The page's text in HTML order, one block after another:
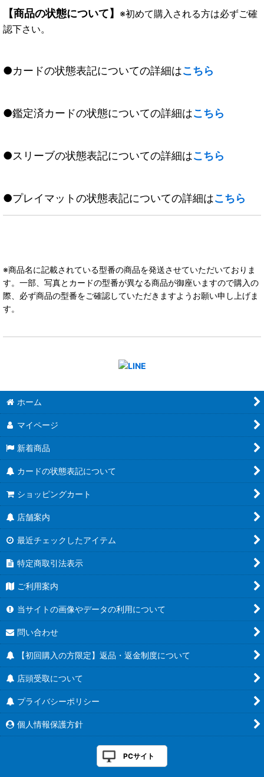
【商品の状態について】 ※初めて購入される方は必ずご確
認下さい。
●カードの状態表記についての詳細はこちら
●鑑定済カードの状態についての詳細はこちら
●スリーブの状態表記についての詳細はこちら
●プレイマットの状態表記についての詳細はこちら
※商品名に記載されている型番の商品を発送させていただいておりま
す。一部、写真とカードの型番が異なる商品が御座いますので購入の
際、必ず商品の型番をご確認していただきますようお願い申し上げま
す。
ホーム
マイページ
新着商品
カードの状態表記について
ショッピングカート
店舗案内
最近チェックしたアイテム
特定商取引法表示
ご利用案内
当サイトの画像やデータの利用について
問い合わせ
【初回購入の方限定】返品・返金制度について
店頭受取について
プライバシーポリシー
個人情報保護方針
PCサイト